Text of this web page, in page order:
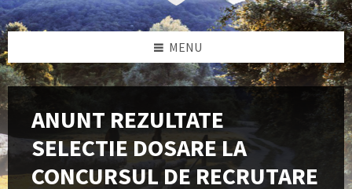
MENU
ANUNT REZULTATE
SELECTIE DOSARE LA
CONCURSUL DE RECRUTARE